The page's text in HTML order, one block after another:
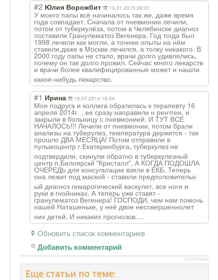
#2 Юлия Ворожбит 13.01.2015 09:31
У моего папы всё начиналось так же, даже время
года совпадает. Сначала от пневмонии лечили,
потом от туберкулёза, потом в Челябинске диагноз
поставили Гранулематоз Вегенера. Год тогда был
1998 лечили как могли, а точнее опыты на нём
ставили,даже в Москве лечился, а толку никакого. В
2000 году папы не стало, врачи долго удивлялись,
почему он так долго прожил. Сейчас много лекарств
и врачи более квалифицированные может и нашли
какое-нибудь лекарство.
#1 Ирина 13.07.2014 16:54
Моя подруга и коллега обратилась к терапевту 16
апреля 2014г. , ее сразу направили н рентген, и
закрыли в больницу с пневмонией. И ТУТ ВСЕ
НАЧАЛОСЬ!!! Лечили от пневмонии, потом брали
анализы на туберулез, температура держится - так
прошло ДВА МЕСЯЦА! Потом отправили в
пульмоцентр г.Екатеринбурга, туберкулез не
подтвердили, скинули обратно в туберкулезный
центр п.Белоярскй "Кристалл", А КОГДА ПОДОШЛА
ОЧЕРЕДЬ для консультации взяли в ЕКБ. Теперь
она лежит под маской - ставили предположительн
ый диагноз гемарогический васкулит, все ноги и
руки в гнойниках. А теперь уже ставят -
гранулематоз Вегенера! ГОСПОДИ, чем нам помочь
нашей Наташеньке, у неё двое несовершеннолет
них детей. И никаких прогнозов....
Обновить список комментариев
Добавить комментарий
JComments
Еще статьи по теме: